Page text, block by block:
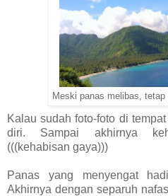
Meski panas melibas,
Kalau sudah foto-foto di
diri. Sampai akhirnya
(((kehabisan gaya)))
Panas yang menyengat
Akhirnya dengan separuh